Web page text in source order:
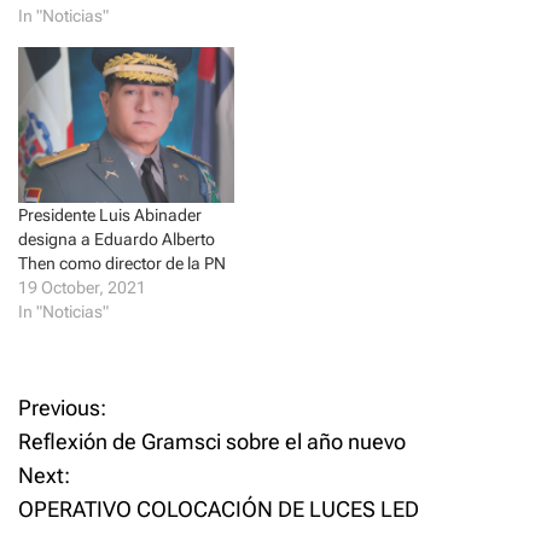
s
n
n
w
w
d
)
i
n
n
e
w
i
n
w
)
In "Noticias"
Presidente Luis Abinader
designa a Eduardo Alberto
Then como director de la PN
19 October, 2021
In "Noticias"
P
o
s
Previous:
Reflexión de Gramsci sobre el año nuevo
Next:
OPERATIVO COLOCACIÓN DE LUCES LED